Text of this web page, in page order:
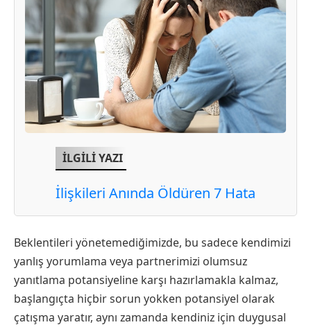
İLGİLİ YAZI
İlişkileri Anında Öldüren 7 Hata
Beklentileri yönetemediğimizde, bu sadece kendimizi
yanlış yorumlama veya partnerimizi olumsuz
yanıtlama potansiyeline karşı hazırlamakla kalmaz,
başlangıçta hiçbir sorun yokken potansiyel olarak
çatışma yaratır, aynı zamanda kendiniz için duygusal